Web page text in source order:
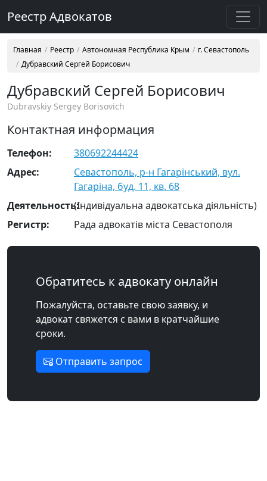
Реестр Адвокатов
Главная Реестр Автономная Республика Крым
г. Севастополь
Дубравский Сергей Борисович
Дубравский Сергей Борисович
Dubravskiy Sergey Borisovich
Контактная информация
Телефон:
380692244424
Адрес:
Севастополь, р-н Гагарінський, вул.
Гагаріна, буд. 11, кв. 68
Деятельность:(Індивідуальна адвокатська діяльність)
Регистр:
Рада адвокатів міста Севастополя
Обратитесь к адвокату онлайн
Пожалуйста, оставьте свою заявку, и
адвокат свяжется с вами в кратчайшие
сроки.
Отправить запрос